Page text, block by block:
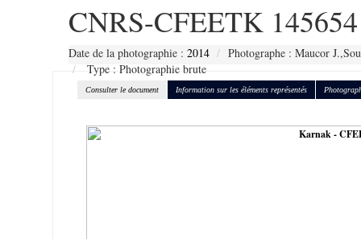
CNRS-CFEETK 145654
Date de la photographie : 2014
Photographe : Maucor
Type : Photographie brute
Consulter le document Information sur les éléments représentés